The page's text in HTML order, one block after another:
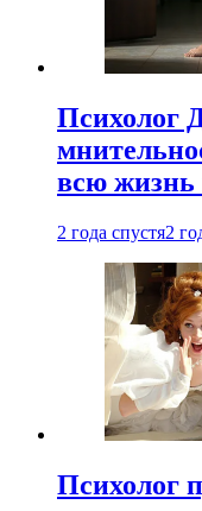
Психолог
всю жизнь
2 года спустя2
Психолог